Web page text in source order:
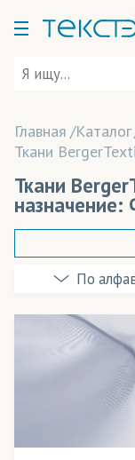
Главная Каталог
Ткани
Ткани
Баннеры
Выставочные
Технология
Тип товара